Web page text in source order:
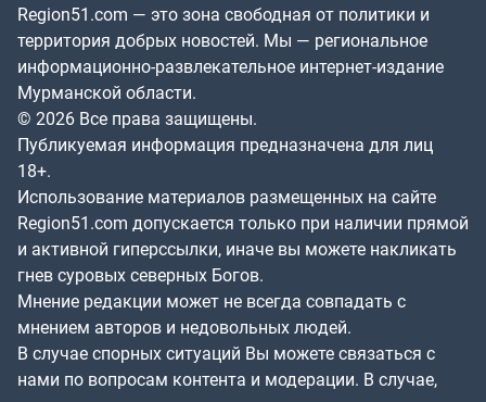
Region51.com — это зона свободная от политики и
территория добрых новостей. Мы — региональное
информационно-развлекательное интернет-издание
Мурманской области.
© 2026 Все права защищены.
Публикуемая информация предназначена для лиц
18+.
Использование материалов размещенных на сайте
Region51.com допускается только при наличии прямой
и активной гиперссылки, иначе вы можете накликать
гнев суровых северных Богов.
Мнение редакции может не всегда совпадать с
мнением авторов и недовольных людей.
В случае спорных ситуаций Вы можете связаться с
нами по вопросам контента и модерации. В случае,